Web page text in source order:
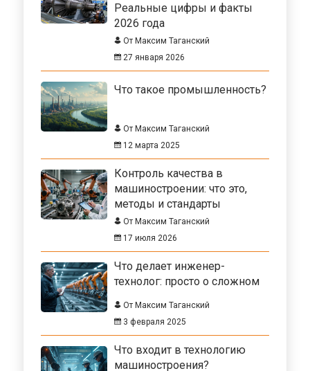
Реальные цифры и факты
2026 года
От Максим Таганский
27 января 2026
Что такое промышленность?
От Максим Таганский
12 марта 2025
Контроль качества в
машиностроении: что это,
методы и стандарты
От Максим Таганский
17 июля 2026
Что делает инженер-
технолог: просто о сложном
От Максим Таганский
3 февраля 2025
Что входит в технологию
машиностроения?